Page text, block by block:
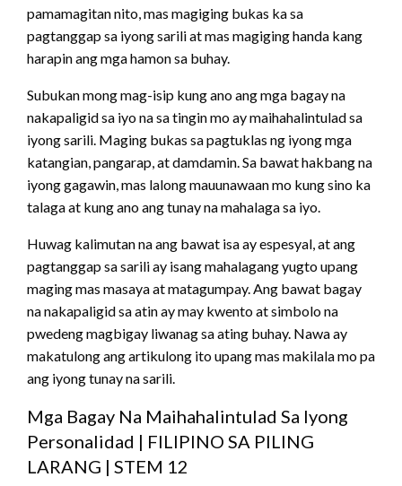
pamamagitan nito, mas magiging bukas ka sa
pagtanggap sa iyong sarili at mas magiging handa kang
harapin ang mga hamon sa buhay.
Subukan mong mag-isip kung ano ang mga bagay na
nakapaligid sa iyo na sa tingin mo ay maihahalintulad sa
iyong sarili. Maging bukas sa pagtuklas ng iyong mga
katangian, pangarap, at damdamin. Sa bawat hakbang na
iyong gagawin, mas lalong mauunawaan mo kung sino ka
talaga at kung ano ang tunay na mahalaga sa iyo.
Huwag kalimutan na ang bawat isa ay espesyal, at ang
pagtanggap sa sarili ay isang mahalagang yugto upang
maging mas masaya at matagumpay. Ang bawat bagay
na nakapaligid sa atin ay may kwento at simbolo na
pwedeng magbigay liwanag sa ating buhay. Nawa ay
makatulong ang artikulong ito upang mas makilala mo pa
ang iyong tunay na sarili.
Mga Bagay Na Maihahalintulad Sa Iyong
Personalidad | FILIPINO SA PILING
LARANG | STEM 12